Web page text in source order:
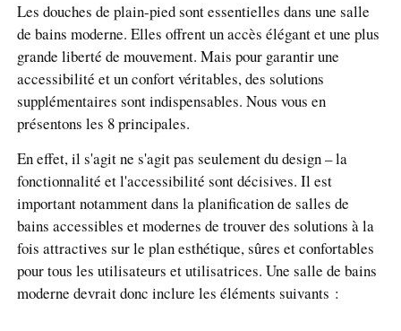
Les douches de plain-pied sont essentielles dans une salle
de bains moderne. Elles offrent un accès élégant et une plus
grande liberté de mouvement. Mais pour garantir une
accessibilité et un confort véritables, des solutions
supplémentaires sont indispensables. Nous vous en
présentons les 8 principales.
En effet, il s'agit ne s'agit pas seulement du design – la
fonctionnalité et l'accessibilité sont décisives. Il est
important notamment dans la planification de salles de
bains accessibles et modernes de trouver des solutions à la
fois attractives sur le plan esthétique, sûres et confortables
pour tous les utilisateurs et utilisatrices. Une salle de bains
moderne devrait donc inclure les éléments suivants :